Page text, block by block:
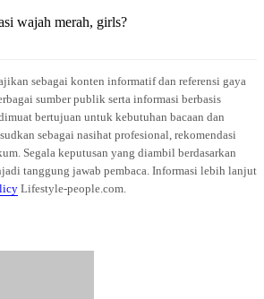
wajah merah, girls?
sebagai konten informatif dan referensi gaya
sumber publik serta informasi berbasis
bertujuan untuk kebutuhan bacaan dan
sebagai nasihat profesional, rekomendasi
Segala keputusan yang diambil berdasarkan
tanggung jawab pembaca. Informasi lebih lanjut
Lifestyle-people.com.